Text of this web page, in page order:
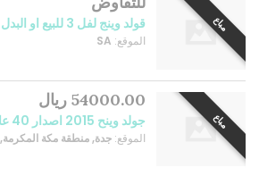
مباع قولد وينج لفل 3 للبيع او البدل المناسب
الموقع: SA
مباع
54000.00 ريال
جولد وينح 2015 اصدار 40 عام
الموقع: جدة, منطقة مكة المكرمة, SA